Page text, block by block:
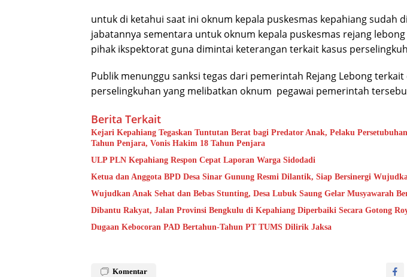
untuk di ketahui saat ini oknum kepala puskesmas kepahiang sudah
jabatannya sementara untuk oknum kepala puskesmas rejang
pihak ikspektorat guna dimintai keterangan terkait kasus
Publik menunggu sanksi tegas dari pemerintah Rejang Lebong terkait
perselingkuhan yang melibatkan oknum pegawai pemerintah
Berita Terkait
Kejari Kepahiang Tegaskan Tuntutan Berat bagi Predator Anak, Pelaku
Tahun Penjara, Vonis Hakim 18 Tahun Penjara
ULP PLN Kepahiang Respon Cepat Laporan Warga Sidodadi
Ketua dan Anggota BPD Desa Sinar Gunung Resmi Dilantik, Siap Bersinergi
Wujudkan Anak Sehat dan Bebas Stunting, Desa Lubuk Saung Gelar Musyawarah
Dibantu Rakyat, Jalan Provinsi Bengkulu di Kepahiang Diperbaiki Secara Gotong
Dugaan Kebocoran PAD Bertahun-Tahun PT TUMS Dilirik Jaksa
Komentar